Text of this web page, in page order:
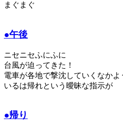
まぐまぐ
●午後
ニセニセふにふに
台風が迫ってきた！
電車が各地で撃沈していくなか
いるは帰れという曖昧な指示が
●帰り